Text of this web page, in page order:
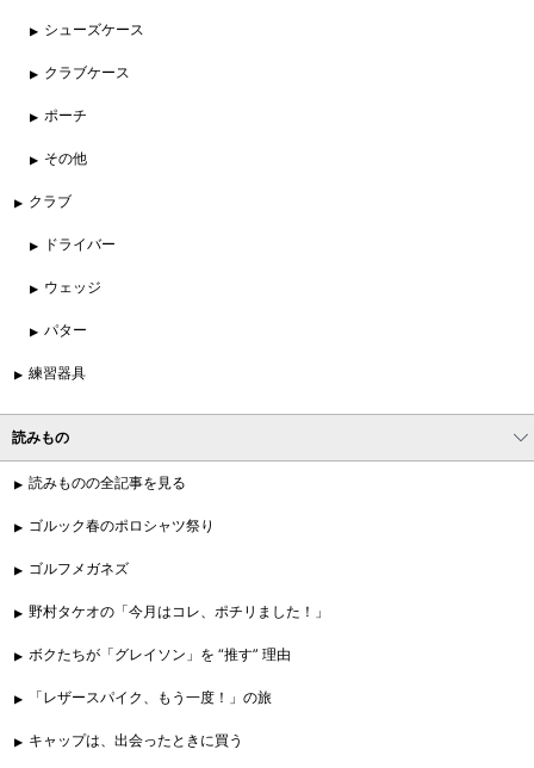
シューズケース
クラブケース
ポーチ
その他
クラブ
ドライバー
ウェッジ
パター
練習器具
読みもの
読みものの全記事を見る
ゴルック春のポロシャツ祭り
ゴルフメガネズ
野村タケオの「今月はコレ、ポチリました！」
ボクたちが「グレイソン」を “推す” 理由
「レザースパイク、もう一度！」の旅
キャップは、出会ったときに買う